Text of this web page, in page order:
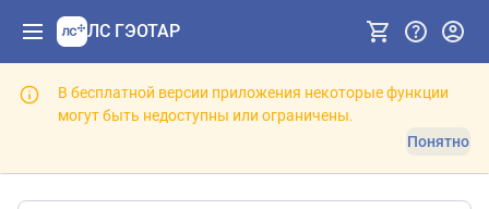
ЛС ГЭОТАР
В бесплатной версии приложения некоторые функции
могут быть недоступны или ограничены.
Понятно